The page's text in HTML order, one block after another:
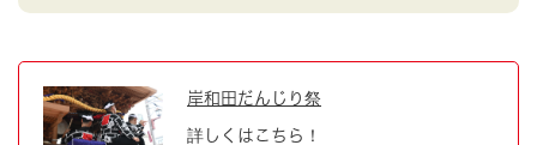
岸和田だんじり祭
詳しくはこちら！